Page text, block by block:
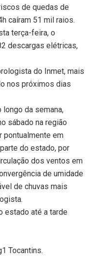
de quedas de
caíram 51 mil raios.
terça-feira, o
descargas elétricas,
do Inmet, mais
nos próximos dias
da semana,
sábado na região
pontualmente em
do estado, por
dos ventos em
de umidade
de chuvas mais
estado até a tarde
Tocantins.